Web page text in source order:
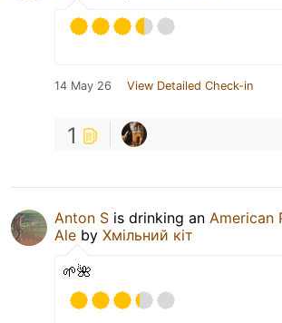
14 May 26 View Detailed Check-in
1
Anton S is drinking an American
Ale by Хмільний кіт
🌱🌺